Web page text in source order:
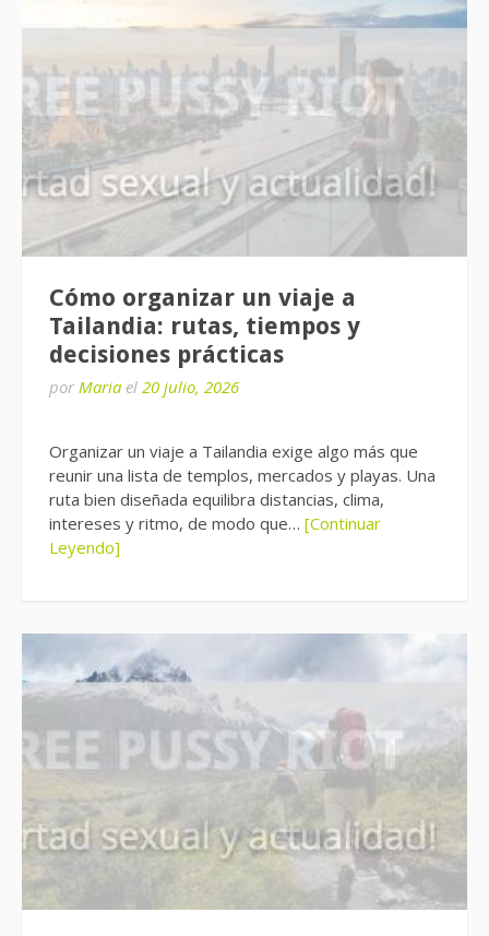
Cómo organizar un viaje a
Tailandia: rutas, tiempos y
decisiones prácticas
por Maria el 20 julio, 2026
Organizar un viaje a Tailandia exige algo más que
reunir una lista de templos, mercados y playas. Una
ruta bien diseñada equilibra distancias, clima,
intereses y ritmo, de modo que… [Continuar
Leyendo]